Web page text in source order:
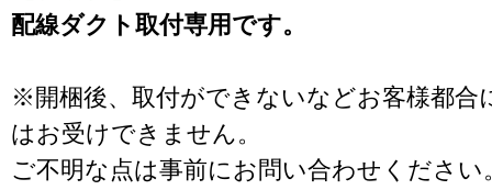
配線ダクト取付専用です。
※開梱後、取付ができないなどお客様都合
はお受けできません。
ご不明な点は事前にお問い合わせください